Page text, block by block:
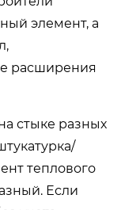
элемент, а
расширения
стыке разных
теплового
Если